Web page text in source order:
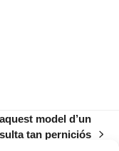
model d’un
tan perniciós